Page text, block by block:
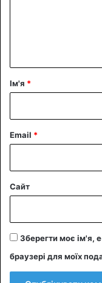
р
Ім'я *
Email *
Сайт
Зберегти моє ім'я,
браузері для моїх